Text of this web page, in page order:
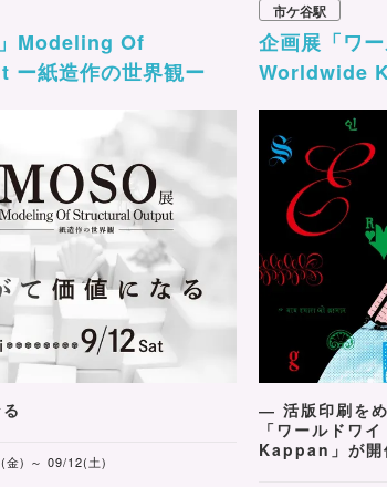
Modeling Of
紙造作の世界観ー
金) ～ 09/12(土)
市ケ谷駅
企画展「ワ
Worldwide
― 活版印刷を
「ワールドワ
Kappan」が開